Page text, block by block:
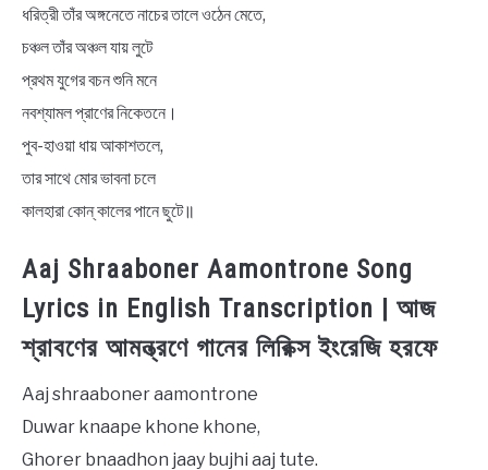
ধরিত্রী তাঁর অঙ্গনেতে নাচের তালে ওঠেন মেতে,
চঞ্চল তাঁর অঞ্চল যায় লুটে
প্রথম যুগের বচন শুনি মনে
নবশ্যামল প্রাণের নিকেতনে।
পুব-হাওয়া ধায় আকাশতলে,
তার সাথে মোর ভাবনা চলে
কালহারা কোন্‌ কালের পানে ছুটে॥
Aaj Shraaboner Aamontrone Song
Lyrics in English Transcription | আজ
শ্রাবণের আমন্ত্রণে গানের লিরিক্স ইংরেজি হরফে
Aaj shraaboner aamontrone
Duwar knaape khone khone,
Ghorer bnaadhon jaay bujhi aaj tute.